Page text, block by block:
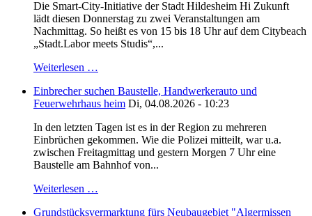
Die Smart-City-Initiative der Stadt Hildesheim Hi Zukunft
lädt diesen Donnerstag zu zwei Veranstaltungen am
Nachmittag. So heißt es von 15 bis 18 Uhr auf dem Citybeach
„Stadt.Labor meets Studis“,...
Weiterlesen …
Einbrecher suchen Baustelle, Handwerkerauto und
Feuerwehrhaus heim Di, 04.08.2026 - 10:23
In den letzten Tagen ist es in der Region zu mehreren
Einbrüchen gekommen. Wie die Polizei mitteilt, war u.a.
zwischen Freitagmittag und gestern Morgen 7 Uhr eine
Baustelle am Bahnhof von...
Weiterlesen …
Grundstücksvermarktung fürs Neubaugebiet "Algermissen